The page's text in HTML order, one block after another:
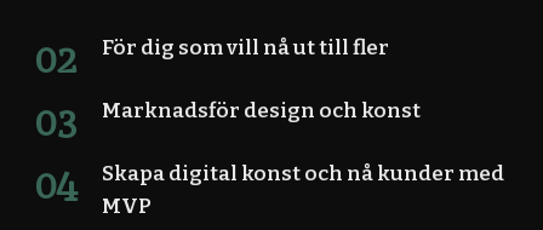
För dig som vill nå ut till fler
Marknadsför design och konst
Skapa digital konst och nå kunder med
MVP